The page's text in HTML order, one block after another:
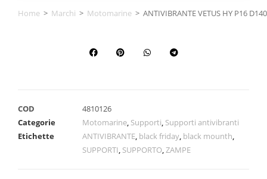
Home > Marchi > Motomarine > ANTIVIBRANTE VETUS HY P16
COD
4810126
Categorie
Motomarine, Supporti, Supporti antivibranti
Etichette
ANTIVIBRANTE, black friday, black mounth,
SUPPORTI, SUPPORTO,ZAMPE